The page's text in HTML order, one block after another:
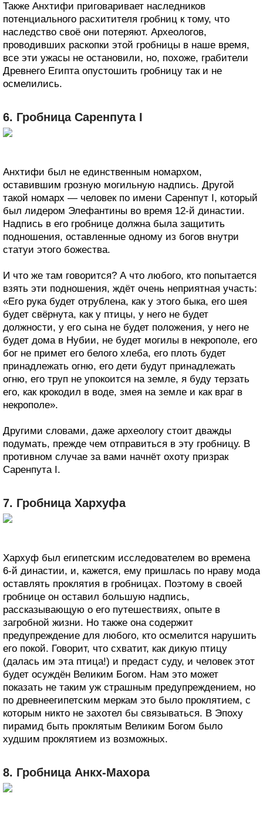
Также Анхтифи приговаривает наследников
потенциального расхитителя гробниц к тому, что
наследство своё они потеряют. Археологов,
проводивших раскопки этой гробницы в наше время,
все эти ужасы не остановили, но, похоже, грабители
Древнего Египта опустошить гробницу так и не
осмелились.
6. Гробница Саренпута I
Анхтифи был не единственным номархом,
оставившим грозную могильную надпись. Другой
такой номарх — человек по имени Саренпут I, который
был лидером Элефантины во время 12-й династии.
Надпись в его гробнице должна была защитить
подношения, оставленные одному из богов внутри
статуи этого божества.
И что же там говорится? А что любого, кто попытается
взять эти подношения, ждёт очень неприятная участь:
«Его рука будет отрублена, как у этого быка, его шея
будет свёрнута, как у птицы, у него не будет
должности, у его сына не будет положения, у него не
будет дома в Нубии, не будет могилы в некрополе, его
бог не примет его белого хлеба, его плоть будет
принадлежать огню, его дети будут принадлежать
огню, его труп не упокоится на земле, я буду терзать
его, как крокодил в воде, змея на земле и как враг в
некрополе».
Другими словами, даже археологу стоит дважды
подумать, прежде чем отправиться в эту гробницу. В
противном случае за вами начнёт охоту призрак
Саренпута I.
7. Гробница Хархуфа
Хархуф был египетским исследователем во времена
6-й династии, и, кажется, ему пришлась по нраву мода
оставлять проклятия в гробницах. Поэтому в своей
гробнице он оставил большую надпись,
рассказывающую о его путешествиях, опыте в
загробной жизни. Но также она содержит
предупреждение для любого, кто осмелится нарушить
его покой. Говорит, что схватит, как дикую птицу
(далась им эта птица!) и предаст суду, и человек этот
будет осуждён Великим Богом. Нам это может
показать не таким уж страшным предупреждением, но
по древнеегипетским меркам это было проклятием, с
которым никто не захотел бы связываться. В Эпоху
пирамид быть проклятым Великим Богом было
худшим проклятием из возможных.
8. Гробница Анкх-Махора